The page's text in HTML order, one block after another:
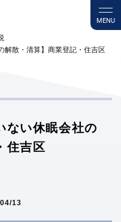
MENU
解散・清算】商業登記・住吉区
ない休眠会社の
住吉区
13